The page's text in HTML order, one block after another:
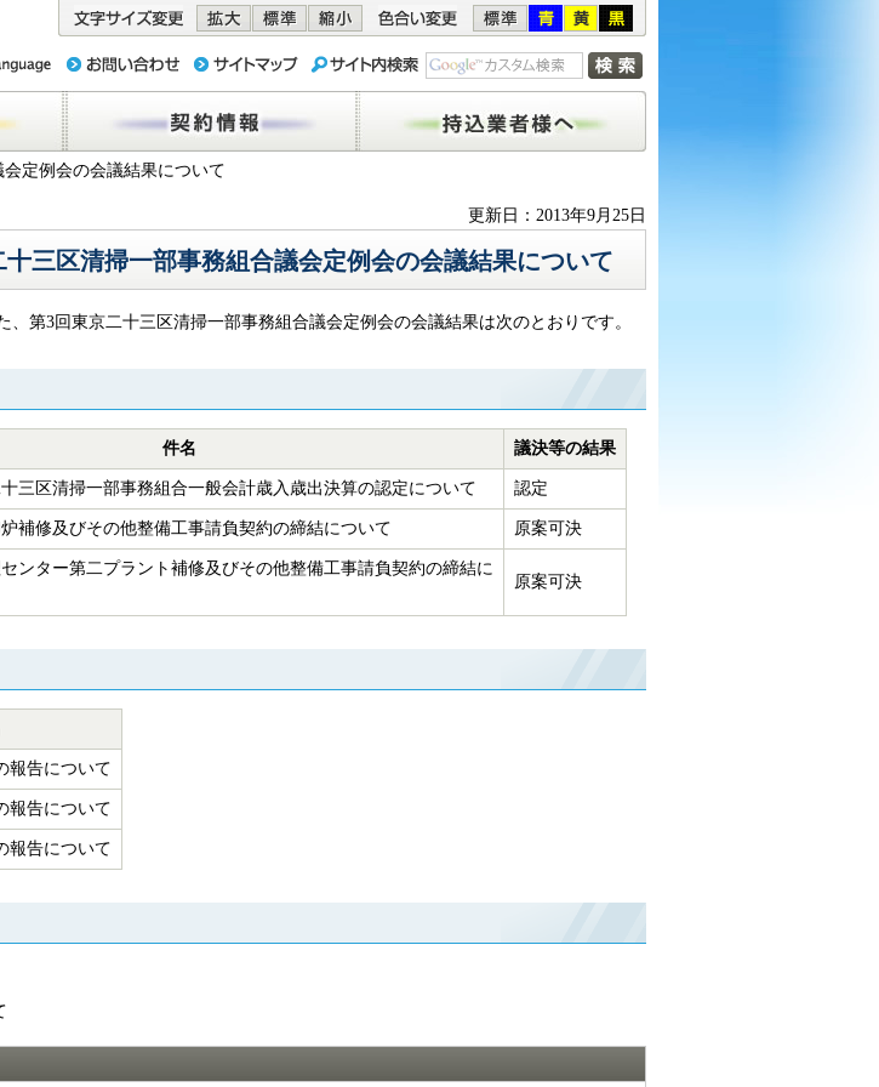
契約情報 持込業者様へ
定例会の会議結果について
更新日：2013年9月25日
三区清掃一部事務組合議会定例会の会議結果について
、第3回東京二十三区清掃一部事務組合議会定例会の会議結果は次のとおりです。
件名 議決等の結果
三区清掃一部事務組合一般会計歳入歳出決算の認定について 認定
補修及びその他整備工事請負契約の締結について 原案可決
ンター第二プラント補修及びその他整備工事請負契約の締結に
原案可決
報告について
報告について
報告について